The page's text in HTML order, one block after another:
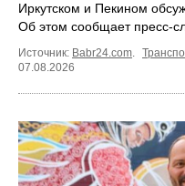
Иркутском и Пекином
Об этом сообщает
Источник: Babr24.com.
07.08.2026